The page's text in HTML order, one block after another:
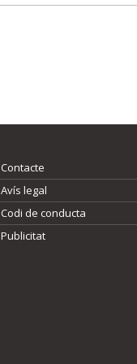
Contacte
Avís legal
Codi de conducta
Publicitat